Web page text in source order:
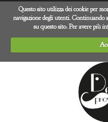
Questo sito utilizza dei cookie per
navigazione degli utenti. Continuando
su questo sito. Per avere più